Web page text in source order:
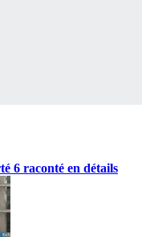
6 raconté en détails